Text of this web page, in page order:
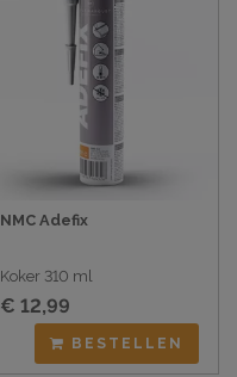
NMC Adefix
Koker 310 ml
€ 12,99
BESTELLEN